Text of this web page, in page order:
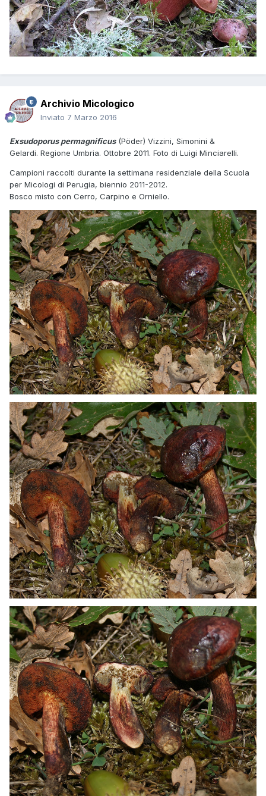
Archivio Micologico
Inviato 7 Marzo 2016
Exsudoporus permagnificus(Pöder) Vizzini, Simonini &
Gelardi. Regione Umbria. Ottobre 2011. Foto di Luigi Minciarelli.
Campioni raccolti durante la settimana residenziale della Scuola
per Micologi di Perugia, biennio 2011-2012.
Bosco misto con Cerro, Carpino e Orniello.